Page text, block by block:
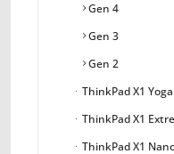
Gen 4
Gen 3
Gen 2
ThinkPad X1 Yoga
ThinkPad X1
ThinkPad X1